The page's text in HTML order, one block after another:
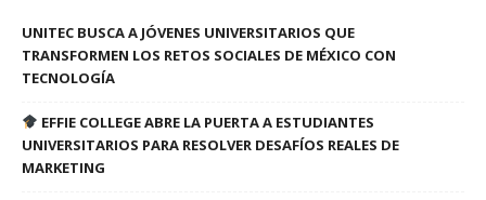
UNITEC BUSCA A JÓVENES UNIVERSITARIOS QUE
TRANSFORMEN LOS RETOS SOCIALES DE MÉXICO CON
TECNOLOGÍA
EFFIE COLLEGE ABRE LA PUERTA A ESTUDIANTES
UNIVERSITARIOS PARA RESOLVER DESAFÍOS REALES DE
MARKETING